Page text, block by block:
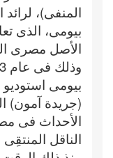
المنفى)،
بيومى، الذى
الأصل مصرى
بيومى
(جريدة آمون)
الأحداث فى
الناقل المنتقِى